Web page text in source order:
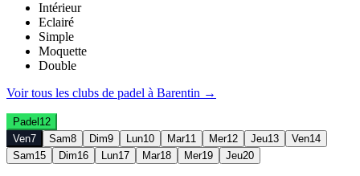
Intérieur
Eclairé
Simple
Moquette
Double
Voir tous les clubs de padel à Barentin →
Padel 12
Ven7 Sam8 Dim9 Lun10 Mar11 Mer12 Jeu13 Ven14
Sam15 Dim16 Lun17 Mar18 Mer19 Jeu20